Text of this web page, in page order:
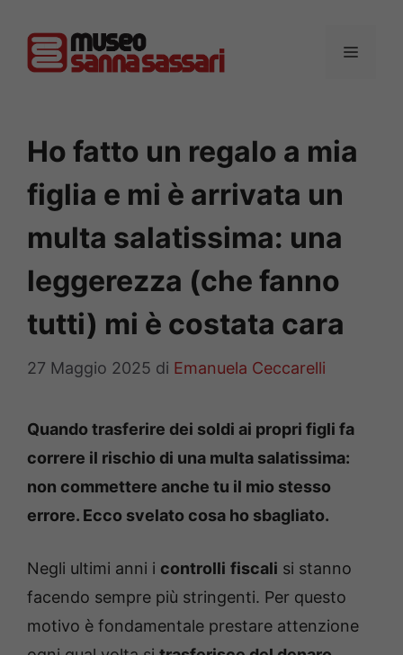
contenuto
MENU
Ho fatto un regalo a mia
figlia e mi è arrivata un
multa salatissima: una
leggerezza (che fanno
tutti) mi è costata cara
27 Maggio 2025 di Emanuela Ceccarelli
Quando trasferire dei soldi ai propri figli fa
correre il rischio di una multa salatissima:
non commettere anche tu il mio stesso
errore. Ecco svelato cosa ho sbagliato.
Negli ultimi anni i controlli fiscali si stanno
facendo sempre più stringenti. Per questo
motivo è fondamentale prestare attenzione